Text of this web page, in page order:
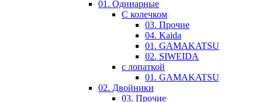
01. Одинарные
С колечком
03. Прочие
04. Kaida
01. GAMAKATSU
02. SIWEIDA
с лопаткой
01. GAMAKATSU
02. Двойники
03. Прочие